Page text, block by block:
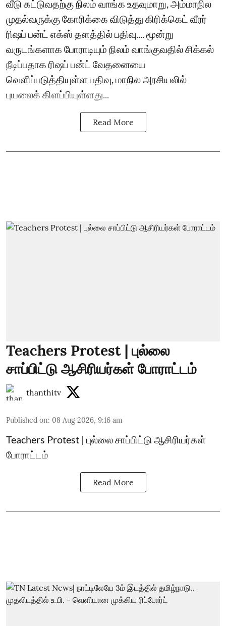
வீடு கட்டுவதற்கு நிலம் வாங்க உதவுமாறு, அம்மாநில
முதல்வருக்கு கோரிக்கை விடுத்து கிரிக்கெட் வீரர்
ரிஷப் பன்ட் எக்ஸ் தளத்தில் பதிவு.... மூன்று
வருடங்களாக போராடியும் நிலம் வாங்குவதில் சிக்கல்
நீடிப்பதாக ரிஷப் பன்ட் வேதனையை
வெளிப்படுத்தியுள்ள பதிவு, மாநில அரசியலில்
புயலைக் கிளப்பியுள்ளது...
Read More
Teachers Protest | புல்லை
சாப்பிட்டு ஆசிரியர்கள் போராட்டம்
thanthitv
Published on: 08 Aug 2026, 9:16 am
Teachers Protest | புல்லை சாப்பிட்டு ஆசிரியர்கள்
போராட்டம்
Read More